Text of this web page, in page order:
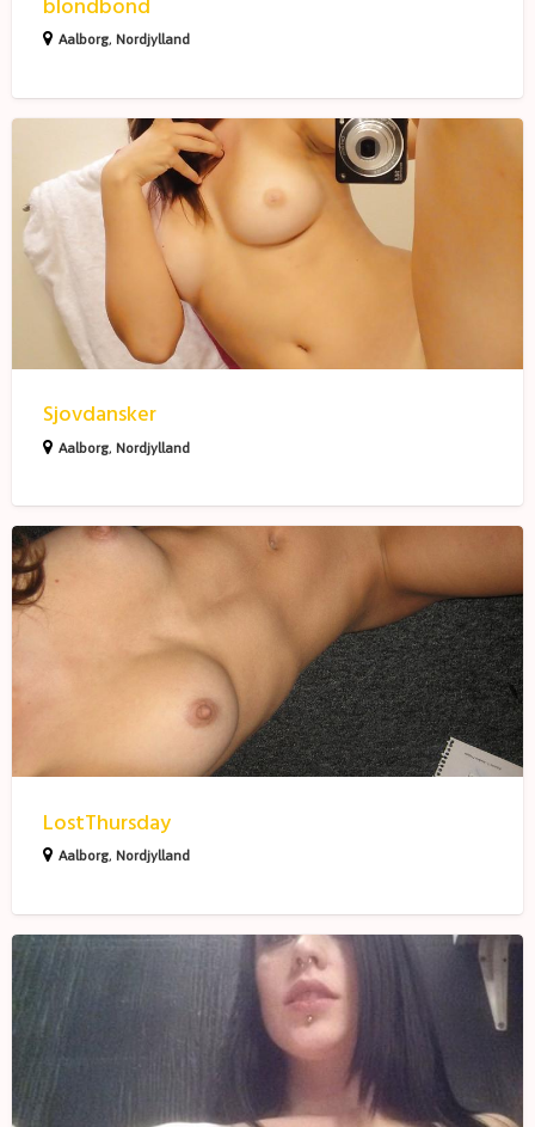
Aalborg, Nordjylland
Sjovdansker
Aalborg, Nordjylland
LostThursday
LostThursday
Aalborg, Nordjylland
Denrødesløjfe